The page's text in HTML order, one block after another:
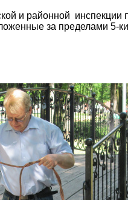
и районной
за пределами 5-